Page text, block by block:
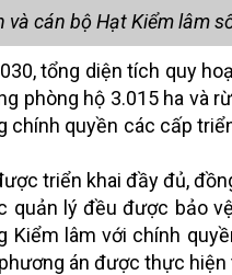
cán bộ Hạt Kiểm lâm
tổng diện tích quy
phòng hộ 3.015 ha và
quyền các cấp
triển khai đầy đủ,
lý đều được bảo
lâm với chính
án được thực